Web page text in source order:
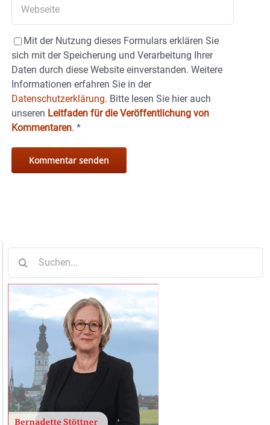
Mit der Nutzung dieses Formulars erklären Sie
sich mit der Speicherung und Verarbeitung Ihrer
Daten durch diese Website einverstanden. Weitere
Informationen erfahren Sie in der
Datenschutzerklärung. Bitte lesen Sie hier auch
unseren Leitfaden für die Veröffentlichung von
Kommentaren. *
nach: